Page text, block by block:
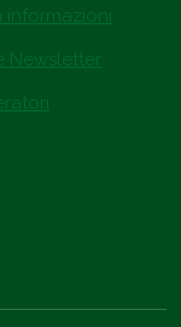
informazioni
Newsletter